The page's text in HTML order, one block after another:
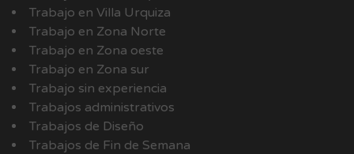
Trabajo en Villa Urquiza
Trabajo en Zona Norte
Trabajo en Zona oeste
Trabajo en Zona sur
Trabajo sin experiencia
Trabajos administrativos
Trabajos de Diseño
Trabajos de Fin de Semana